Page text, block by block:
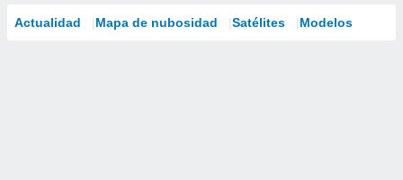
Actualidad Mapa de nubosidad Satélites Modelos